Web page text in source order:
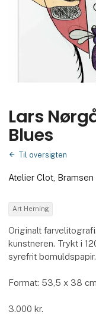
Lars
Blues
Til oversigten
Atelier Clot,
Art Herning
Originalt
kunstneren. Trykt i
syrefrit
Format: 53,5 x 38 cm
3.000 kr.